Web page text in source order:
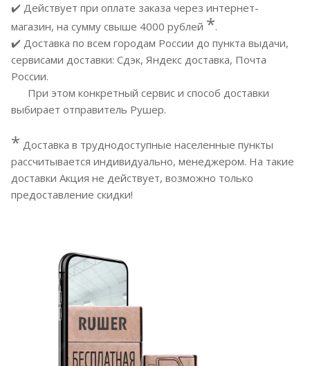
✔️ Действует при оплате заказа через интернет-
магазин, на сумму свыше 4000 рублей *.
✔️ Доставка по всем городам России до пункта выдачи,
сервисами доставки: Сдэк, Яндекс доставка, Почта
России.
При этом конкретный сервис и способ доставки
выбирает отправитель Рушер.
* Доставка в труднодоступные населенные пункты
рассчитывается индивидуально, менеджером. На такие
доставки Акция не действует, возможно только
предоставление скидки!